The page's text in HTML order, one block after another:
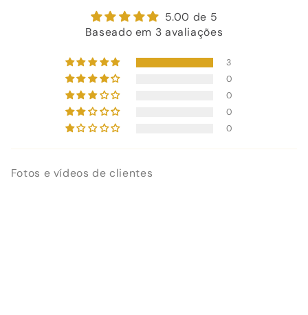
5.00 de 5
Baseado em 3 avaliações
3
0
0
0
0
Fotos e vídeos de clientes